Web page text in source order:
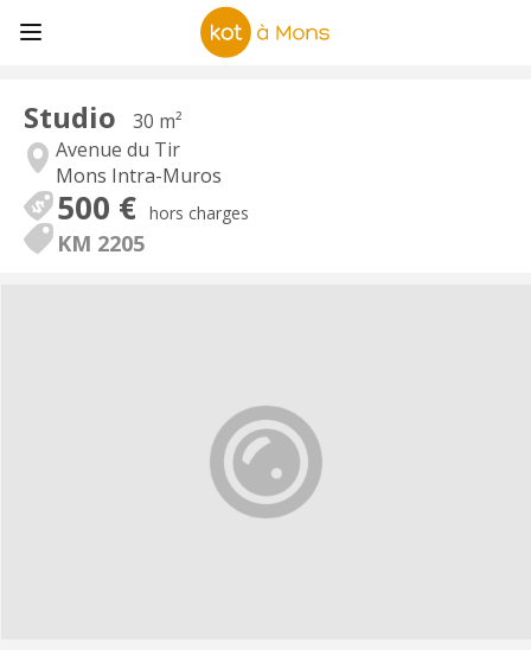
Studio
30 m²
Avenue du Tir
Mons Intra-Muros
500 € hors charges
KM 2205